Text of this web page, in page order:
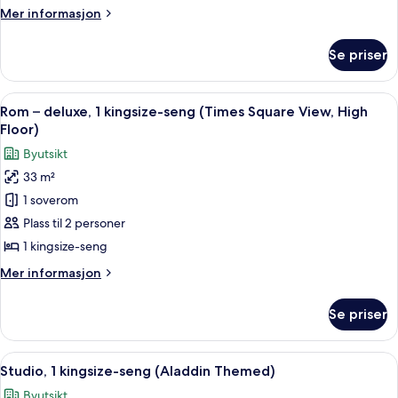
tilgjengelighetstilpasset,
badekar
Square
View)
Mer informasjon
Mer
2
queensize-
senger,
tilgjengelighetstilpasset,
badekar
(Times
Square
View)
Se priser
Åpne
alle
bildene
av
Rom
–
deluxe,
1
kingsize-
seng
Square
View,
High
Floor)
Sengetøy av topp kvalitet, safe på
6
Rom – deluxe, 1 kingsize-seng (Times Square View, High
Floor)
Byutsikt
33 m²
1 soverom
Plass til 2 personer
1 kingsize-seng
Mer informasjon
Mer
–
deluxe,
1
Se priser
Åpne
alle
Studio, 1 kingsize-seng (Aladdin
8
Studio, 1 kingsize-seng (Aladdin Themed)